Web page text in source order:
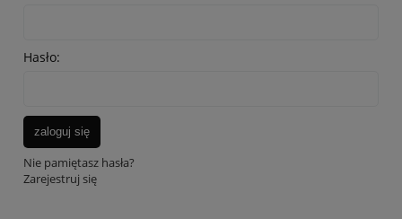
Hasło:
zaloguj się
Nie pamiętasz hasła?
Zarejestruj się